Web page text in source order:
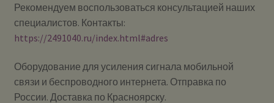
Рекомендуем воспользоваться консультацией наших
специалистов. Контакты:
https://2491040.ru/index.html#adres
Оборудование для усиления сигнала мобильной
связи и беспроводного интернета. Отправка по
России. Доставка по Красноярску.